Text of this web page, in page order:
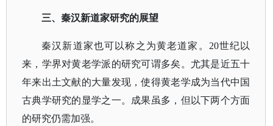
三、秦汉新道家研究的展望
秦汉新道家也可以称之为黄老道家。 20世纪以
来，学界对黄老学派的研究可谓多矣。尤其是近五十
年来出土文献的大量发现，使得黄老学成为当代中国
古典学研究的显学之一。成果虽多，但以下两个方面
的研究仍需加强。